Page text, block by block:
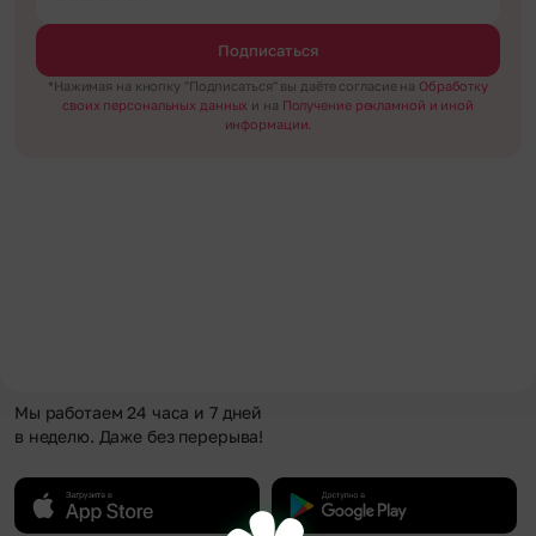
Подписаться
*Нажимая на кнопку "Подписаться" вы даёте согласие на Обработку
своих персональных данных и на Получение рекламной и иной
информации.
Мы работаем 24 часа и 7 дней
в неделю. Даже без перерыва!